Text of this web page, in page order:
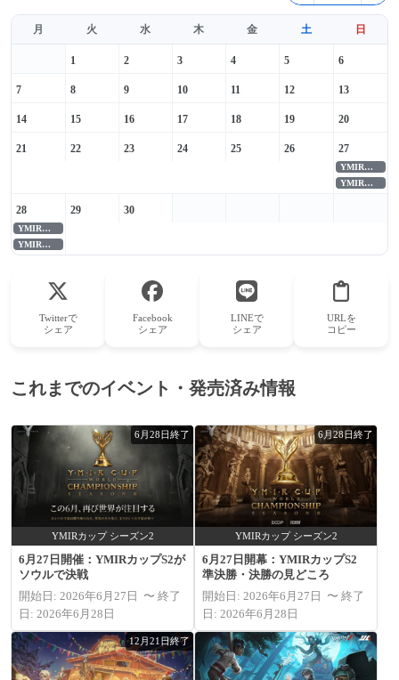
月 火 水 木 金 土 日
1 2 3 4 5 6
7 8 9 10 11 12 13
14 15 16 17 18 19 20
21 22 23 24 25 26 27
YMIRカップ シーズン2
YMIRカップ シーズン2
28 29 30
YMIRカップ シーズン2
YMIRカップ シーズン2
Twitterで
シェア
Facebook
シェア
LINEで
シェア
URLを
コピー
これまでのイベント・発売済み情報
6月28日終了
YMIRカップ シーズン2
6月27日開催：YMIRカップS2が
ソウルで決戦
開始日: 2026年6月27日 〜 終了
日: 2026年6月28日
6月28日終了
YMIRカップ シーズン2
6月27日開幕：YMIRカップS2
準決勝・決勝の見どころ
開始日: 2026年6月27日 〜 終了
日: 2026年6月28日
12月21日終了